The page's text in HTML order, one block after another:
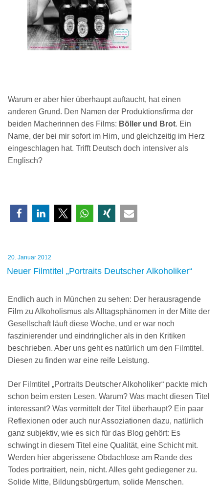
Warum er aber hier überhaupt auftaucht, hat einen
anderen Grund. Den Namen der Produktionsfirma der
beiden Macherinnen des Films: Böller und Brot. Ein
Name, der bei mir sofort im Hirn, und gleichzeitig im Herz
eingeschlagen hat. Trifft Deutsch doch intensiver als
Englisch?
Veröffentlicht
am
20. Januar 2012
Neuer Filmtitel „Portraits Deutscher Alkoholiker“
Endlich auch in München zu sehen: Der herausragende
Film zu Alkoholismus als Alltagsphänomen in der Mitte der
Gesellschaft läuft diese Woche, und er war noch
faszinierender und eindringlicher als in den Kritiken
beschrieben. Aber uns geht es natürlich um den Filmtitel.
Diesen zu finden war eine reife Leistung.
Der Filmtitel „Portraits Deutscher Alkoholiker“ packte mich
schon beim ersten Lesen. Warum? Was macht diesen Titel
interessant? Was vermittelt der Titel überhaupt? Ein paar
Reflexionen oder auch nur Assoziationen dazu, natürlich
ganz subjektiv, wie es sich für das Blog gehört: Es
schwingt in diesem Titel eine Qualität, eine Schicht mit.
Werden hier abgerissene Obdachlose am Rande des
Todes portraitiert, nein, nicht. Alles geht gediegener zu.
Solide Mitte, Bildungsbürgertum, solide Menschen.